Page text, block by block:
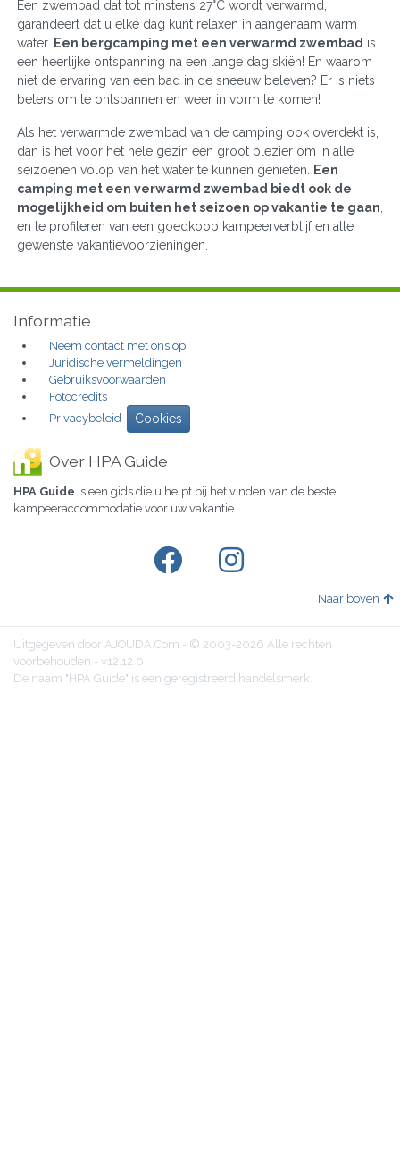
Een zwembad dat tot minstens 27°C wordt verwarmd,
garandeert dat u elke dag kunt relaxen in aangenaam warm
water. Een bergcamping met een verwarmd zwembad is
een heerlijke ontspanning na een lange dag skiën! En waarom
niet de ervaring van een bad in de sneeuw beleven? Er is niets
beters om te ontspannen en weer in vorm te komen!
Als het verwarmde zwembad van de camping ook overdekt is,
dan is het voor het hele gezin een groot plezier om in alle
seizoenen volop van het water te kunnen genieten.
Een
camping met een verwarmd zwembad biedt ook de
mogelijkheid om buiten het seizoen op vakantie te gaan
en te profiteren van een goedkoop kampeerverblijf en alle
gewenste vakantievoorzieningen.
Informatie
Neem contact met ons op
Juridische vermeldingen
Gebruiksvoorwaarden
Fotocredits
Privacybeleid
Cookies
Over HPA Guide
HPA Guide is een gids die u helpt bij het vinden van de beste
kampeeraccommodatie voor uw vakantie
Naar boven
Uitgegeven door AJOUDA.Com - © 2003-2026 Alle rechten
voorbehouden - v12.12.0
De naam "HPA Guide" is een geregistreerd handelsmerk.